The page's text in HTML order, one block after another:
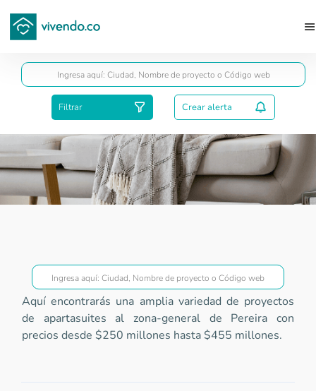
Filtrar Crear alerta
Proyectos Superior a VIS
Aquí encontrarás una amplia variedad de proyectos
de apartasuites al zona-general de Pereira con
precios desde $250 millones hasta $455 millones.